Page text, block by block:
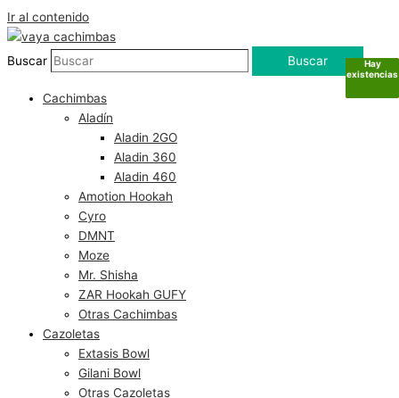
Ir al contenido
Buscar Buscar
Cachimbas
Aladín
Aladin 2GO
Aladin 360
Aladin 460
Amotion Hookah
Cyro
DMNT
Moze
Mr. Shisha
ZAR Hookah GUFY
Otras Cachimbas
Cazoletas
Extasis Bowl
Gilani Bowl
Otras Cazoletas
Hay
existencias
Hay
existencias
Sin
existencias
Hay
existencias